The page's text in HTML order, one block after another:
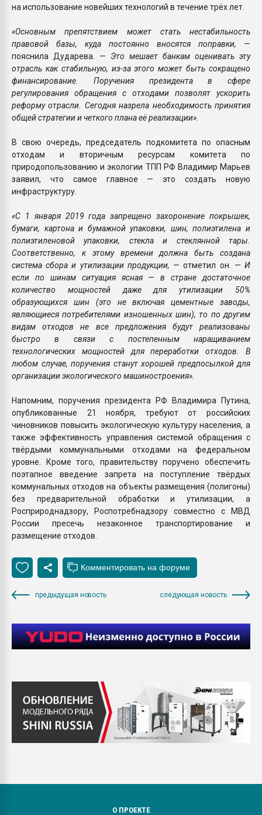
на использование новейших технологий в течение трёх лет.
«Основным препятствием может стать нестабильность
правовой базы, куда постоянно вносятся поправки, —
пояснила Дударева. — Это мешает банкам оценивать эту
отрасль как стабильную, из-за этого может быть сокращено
финансирование. Поручения президента в сфере
регулирования обращения с отходами позволят ускорить
реформу отрасли. Сегодня назрела необходимость принятия
общей стратегии и четкого плана её реализации».
В свою очередь, председатель подкомитета по опасным
отходам и вторичным ресурсам комитета по
природопользованию и экологии ТПП РФ Владимир Марьев
заявил, что самое главное — это создать новую
инфраструктуру.
«С 1 января 2019 года запрещено захоронение покрышек,
бумаги, картона и бумажной упаковки, шин, полиэтилена и
полиэтиленовой упаковки, стекла и стеклянной тары.
Соответственно, к этому времени должна быть создана
система сбора и утилизации продукции, — отметил он. —И
если по шинам ситуация ясная — в стране достаточное
количество мощностей даже для утилизации 50%
образующихся шин (это не включая цементные заводы,
являющиеся потребителями изношенных шин), то по другим
видам отходов не все предложения будут реализованы
быстро в связи с постепенным наращиванием
технологических мощностей для переработки отходов. В
любом случае, поручения станут хорошей предпосылкой для
организации экологического машиностроения».
Напомним, поручения президента РФ Владимира Путина,
опубликованные 21 ноября, требуют от российских
чиновников повысить экологическую культуру населения, а
также эффективность управления системой обращения с
твёрдыми коммунальными отходами на федеральном
уровне. Кроме того, правительству поручено обеспечить
поэтапное введение запрета на поступление твёрдых
коммунальных отходов на объекты размещения (полигоны)
без предварительной обработки и утилизации, а
Росприроднадзору, Роспотребнадзору совместно с МВД
России пресечь незаконное транспортирование и
размещение отходов.
предыдущая новость следующая новость
О ПРОЕКТЕ